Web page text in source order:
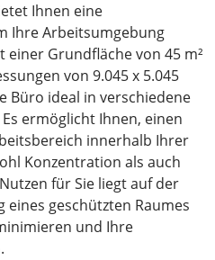
Ihnen eine
Ihre Arbeitsumgebung
Grundfläche von 45 m²
von 9.045 x 5.045
Büro ideal in verschiedene
ermöglicht Ihnen, einen
innerhalb Ihrer
Konzentration als auch
für Sie liegt auf der
eines geschützten Raumes
und Ihre